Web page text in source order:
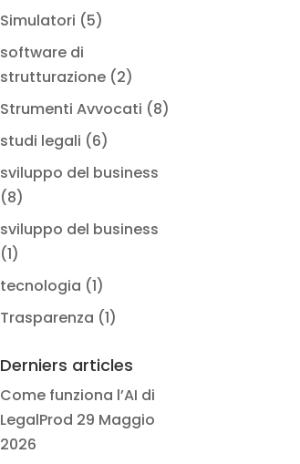
Simulatori (5)
software di
strutturazione (2)
Strumenti Avvocati (8)
studi legali (6)
sviluppo del business
(8)
sviluppo del business
(1)
tecnologia (1)
Trasparenza (1)
Derniers articles
Come funziona l’AI di
LegalProd 29 Maggio
2026